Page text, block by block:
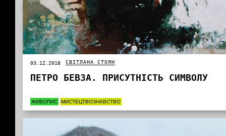
03.12.2018 СВІТЛАНА СТОЯН
ПЕТРО БЕВЗА. ПРИСУТНІСТЬ СИМВОЛУ
ЖИВОПИС МИСТЕЦТВОЗНАВСТВО